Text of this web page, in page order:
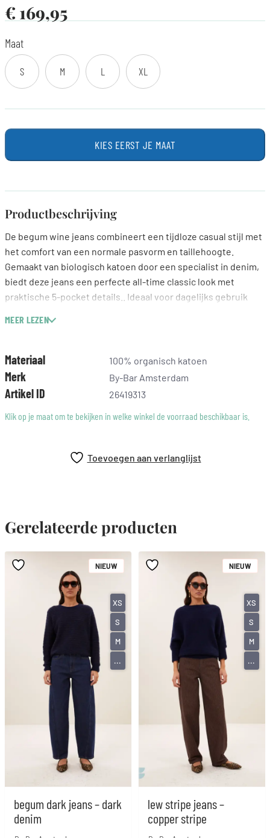
€ 169,95
Maat
S M L XL
KIES EERST JE MAAT
Productbeschrijving
De begum wine jeans combineert een tijdloze casual stijl met
het comfort van een normale pasvorm en taillehoogte.
Gemaakt van biologisch katoen door een specialist in denim,
biedt deze jeans een perfecte all-time classic look met
praktische 5-pocket details.. Ideaal voor dagelijks gebruik
– biologisch katoen
MEER LEZEN
Materiaal 100% organisch katoen
Merk By-Bar Amsterdam
Artikel ID
26419313
Klik op je maat om te bekijken in welke winkel de voorraad beschikbaar is.
Toevoegen aan verlanglijst
Gerelateerde producten
begum dark jeans – dark
denim
NIEUW
XS
S
M
...
lew stripe jeans –
copper stripe
NIEUW
XS
S
M
...